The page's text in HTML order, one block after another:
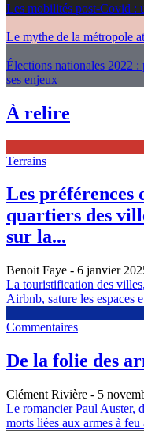
Les mobilités post-Covid :
Le mythe de la métropole
Élections nationales 2022 :
ses enjeux
À relire
Terrains
Les préférences
quartiers des
sur la...
Benoit Faye - 6 janvier
La touristification des
Airbnb, sature les espaces
Commentaires
De la folie des
Clément Rivière - 5
Le romancier Paul Auster,
morts liées aux armes à